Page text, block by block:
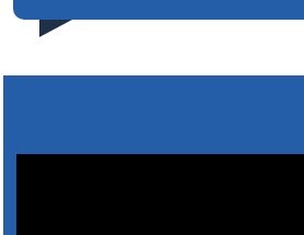
5. augusta 2026 08:41